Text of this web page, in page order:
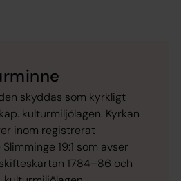
skyddas som kyrkligt
kulturmiljölagen. Kyrkan
inom registrerat
19:1 som avser
1784–86 och